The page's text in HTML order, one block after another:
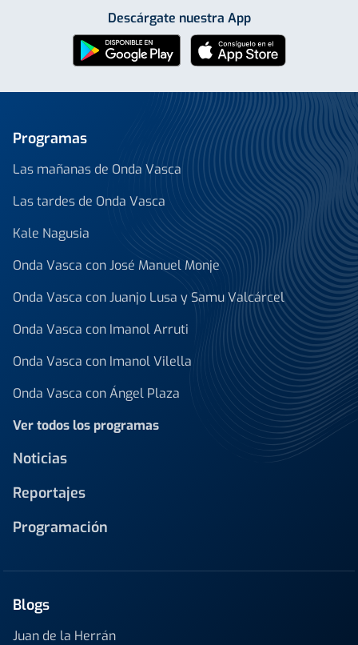
Descárgate nuestra App
Programas
Las mañanas de Onda Vasca
Las tardes de Onda Vasca
Kale Nagusia
Onda Vasca con José Manuel Monje
Onda Vasca con Juanjo Lusa y Samu Valcárcel
Onda Vasca con Imanol Arruti
Onda Vasca con Imanol Vilella
Onda Vasca con Ángel Plaza
Ver todos los programas
Noticias
Reportajes
Programación
Blogs
Juan de la Herrán